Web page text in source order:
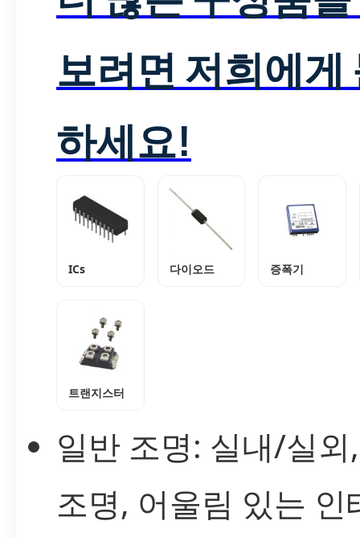
보려면 저희에게
하세요!
ICs 다이오드 증폭기
트랜지스터
일반 조명: 실내/실외
조명, 어울림 있는 인